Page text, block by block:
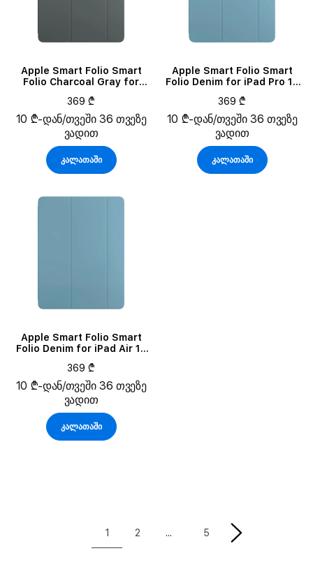
Apple Smart Folio Smart
Folio Charcoal Gray for
369 ₾
10 ₾-დან/თვეში 36 თვეზე
ვადით
კალათაში
Apple Smart Folio Smart
Folio Denim for iPad Pro 13
369 ₾
10 ₾-დან/თვეში 36 თვეზე
ვადით
კალათაში
Apple Smart Folio Smart
Folio Denim for iPad Air 13
369 ₾
10 ₾-დან/თვეში 36 თვეზე
ვადით
კალათაში
1 2 5